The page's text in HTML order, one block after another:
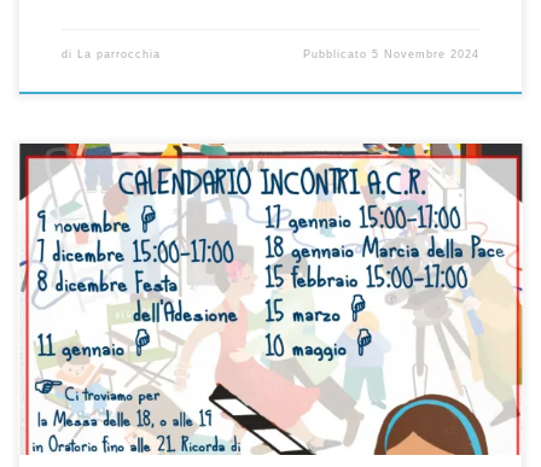
di La parrocchia Pubblicato5 Novembre 2024
Ciao tutti! Anche quest’anno comincia il cammino Acr. Il tema è
spettacolare, nel volantino trovate qualche indizio…
Non
vediamo l’ora di incontrarvi! Vi aspettiamo il 9 novembre: se vi va
di “assaggiare” l’Acr, e di essere con noi per quella sera, mandate
un messaggio al 3661071126 (Chiara), così che possiamo […]